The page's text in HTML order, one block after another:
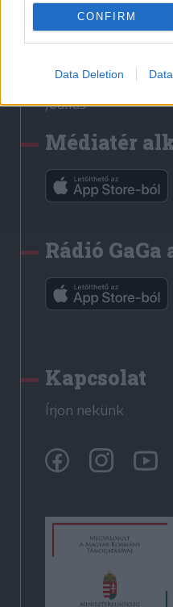
CONFIRM
Data Deletion
Erdélyi Napló
Főtér
Rádió GaGa
Jóállás
Médiatér
Rádió
Kapcsolat
Írjon nekünk